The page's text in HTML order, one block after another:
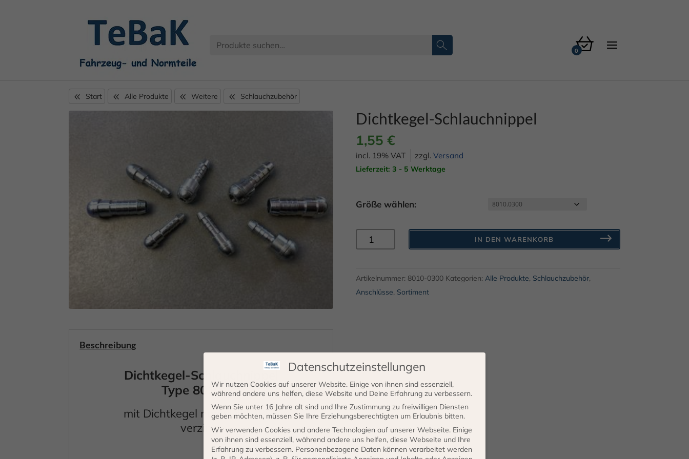
Start Alle Produkte Weitere Schlauchzubehör
Dichtkegel-Schlauchnippel
1,55 €
incl. 19% VAT zzgl. Versand
Lieferzeit: 3 - 5 Werktage
Größe wählen:
Dichtkegel-
Schlauchnippel
IN DEN WARENKORB
Artikelnummer: 8010-0300 Kategorien: Alle Produkte, Schlauchzubehör,
Anschlüsse, Sortiment
Beschreibung
Dichtkegel-Schlauchnippel
Type 8010. ….
mit Dichtkegel nach DIN 3863
verzinkt
Datenschutzeinstellungen
Wir nutzen Cookies auf unserer Website. Einige von ihnen sind essenziell,
während andere uns helfen, diese Website und Deine Erfahrung zu verbessern.
Wenn Sie unter 16 Jahre alt sind und Ihre Zustimmung zu freiwilligen Diensten
geben möchten, müssen Sie Ihre Erziehungsberechtigten um Erlaubnis bitten.
Wir verwenden Cookies und andere Technologien auf unserer Webseite. Einige
von ihnen sind essenziell, während andere uns helfen, diese Webseite und Ihre
Erfahrung zu verbessern. Personenbezogene Daten können verarbeitet werden